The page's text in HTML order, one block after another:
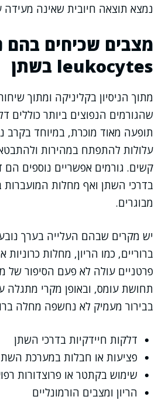
נמצא תוצאה חיובית שאינה מעידה
מצבים שכיחים בהם
leukocytes בשתן
מתוך הניסיון בקליניקה ומתוך
שהגורמים הנפוצים ביותר כוללים
תופעה מאוד מוכרת, במיוחד בקרב
עלולות להתפתח במהירות
קשים. גורמים אפשריים נוספים הם
בדרכי השתן ואף מחלות המועברות
מבוגרים.
יש מקרים שבהם העלייה בערך
ברוריים, כמו הריון, מחלות
פרטניים עולה לא פעם הסיפור של
תחושת עומס, ובאופן מקרי מתגלה
בבירור מעמיק לא נחשפה מחלה
דלקות חיידקיות בדרכי השתן
פציעות או חבלות במערכת
שימוש בקתטר או פרוצדורות
הריון ומצבים הורמונליים